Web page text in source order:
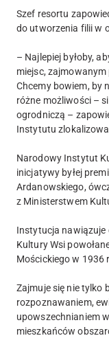
Szef resortu
do utworzenia filii w
– Najlepiej byłoby,
miejsc,
Chcemy bowiem, by
różne możliwości –
ogrodniczą –
Instytutu
Narodowy Instytut
inicjatywy byłej
Ardanowskiego,
z Ministerstwem
Instytucja
Kultury Wsi
Mościckiego w 1936
Zajmuje się nie tylko
rozpoznawaniem,
upowszechnianiem
mieszkańców